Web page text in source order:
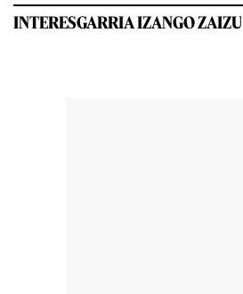
INTERESGARRIA IZANGO ZAIZU